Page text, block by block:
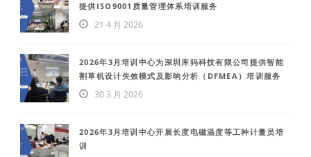
提供ISO9001质量管理体系培训服务
21 4 月 2026
2026年3月培训中心为深圳库犸科技有限公司提供智能
割草机设计失效模式及影响分析（DFMEA）培训服务
30 3 月 2026
2026年3月培训中心开展长度电磁温度等工种计量员培
训